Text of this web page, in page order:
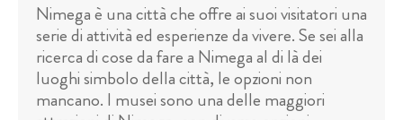
Nimega è una città che offre ai suoi visitatori una
serie di attività ed esperienze da vivere. Se sei alla
ricerca di cose da fare a Nimega al di là dei
luoghi simbolo della città, le opzioni non
mancano. I musei sono una delle maggiori